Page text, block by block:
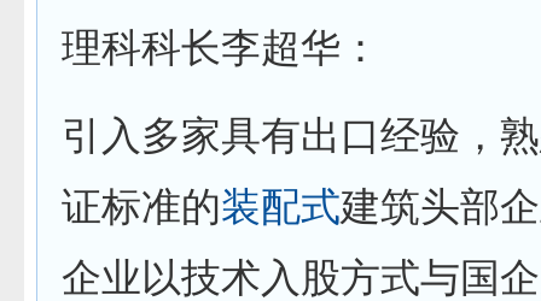
理科科长李超华：
引入多家具有出口经验，
证标准的装配式建筑头部
企业以技术入股方式与国